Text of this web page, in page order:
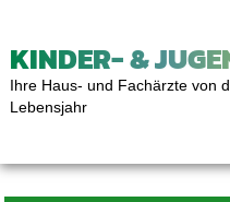
KINDER- &
Ihre Haus- und Fachärzte von
Lebensjahr